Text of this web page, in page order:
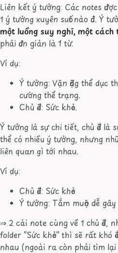
Liên kết ý tưởng: Các notes
1 ý tưởng xuyên suốt nào đó. Ý
một luồng suy nghĩ, một cách
phải đơn giản là 1 từ.
Ví dụ:
Ý tưởng: Vận động thể
cường thể trạng.
Chủ đề: Sức khỏe.
Ý tưởng là sự chi tiết, chủ đề là
thể có nhiều ý tưởng, nhưng
liên quan gì tới nhau.
Ví dụ:
Chủ đề: Sức khỏe
Ý tưởng: Tắm muộn dễ gây
⇒ 2 cái note cùng về 1 chủ đề,
folder “Sức khỏe” thì sẽ rất khó
nhau (ngoài ra còn phải tìm